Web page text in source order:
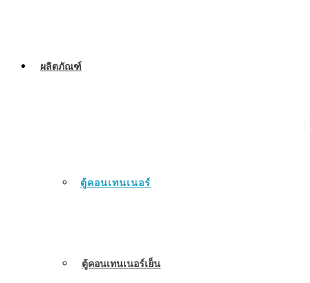
ผลิตภัณฑ์
ตู้คอนเทนเนอร์
ตู้คอนเทนเนอร์เย็น